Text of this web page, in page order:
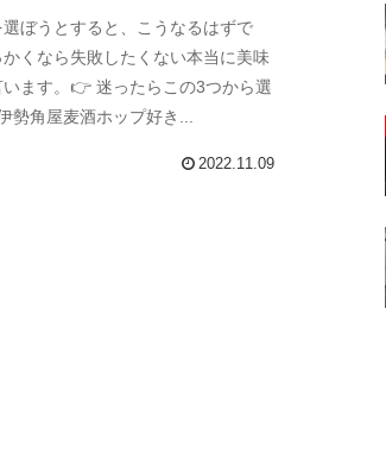
ぼうとすると、こうなるはずで
くなら失敗したくない本当に美味
ます。👉 迷ったらこの3つから選
角屋麦酒ホップ好き...
2022.11.09